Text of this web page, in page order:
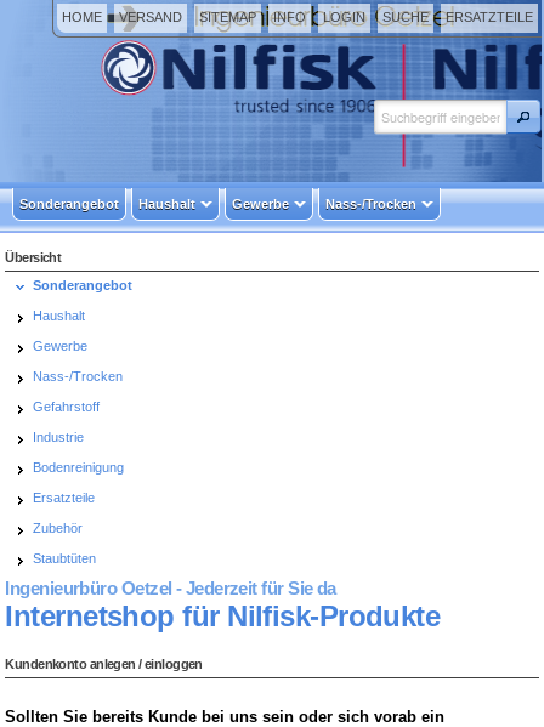
HOME VERSAND SITEMAP INFO LOGIN SUCHE ERSATZTEILE
Sonderangebot Haushalt Gewerbe Nass-/Trocken
Übersicht
Sonderangebot
Haushalt
Gewerbe
Nass-/Trocken
Gefahrstoff
Industrie
Bodenreinigung
Ersatzteile
Zubehör
Staubtüten
Ingenieurbüro Oetzel - Jederzeit für Sie da
Internetshop für Nilfisk-Produkte
Kundenkonto anlegen / einloggen
Sollten Sie bereits Kunde bei uns sein oder sich vorab ein